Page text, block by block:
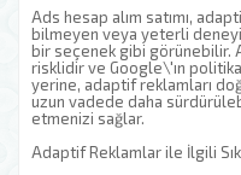
Ads hesap alım satımı,
bilmeyen veya yeterli
bir seçenek gibi görünebilir.
risklidir ve Google\'ın
yerine, adaptif reklamları
uzun vadede daha
etmenizi sağlar.
Adaptif Reklamlar ile İlgili